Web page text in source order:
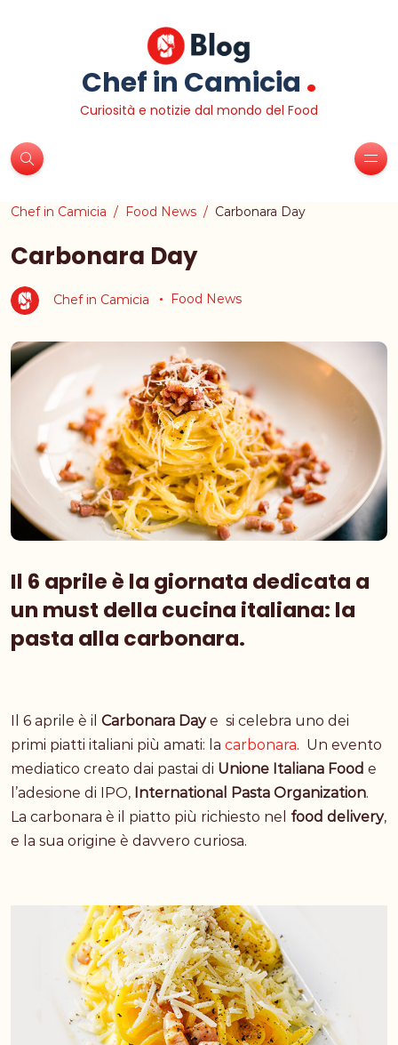
Chef in Camicia .
Curiosità e notizie dal mondo del Food
Chef in Camicia Food News Carbonara Day
Carbonara Day
Chef in Camicia Food News
Il 6 aprile è la giornata dedicata a
un must della cucina italiana: la
pasta alla carbonara.
Il 6 aprile è il Carbonara Daye si celebra uno dei
primi piatti italiani più amati: la carbonara. Un evento
mediatico creato dai pastai di Unione Italiana Food e
l’adesione di IPO, International Pasta Organization.
La carbonara è il piatto più richiesto nel food delivery,
e la sua origine è davvero curiosa.